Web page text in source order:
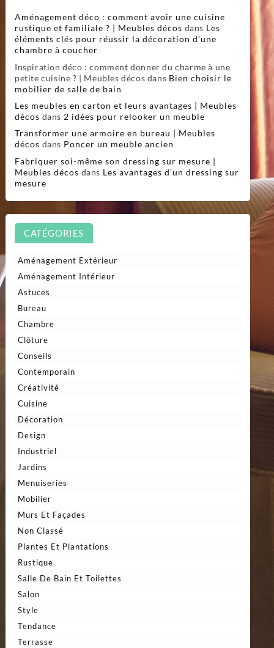
Aménagement déco : comment avoir une cuisine
rustique et familiale ? | Meubles décos dans Les
éléments clés pour réussir la décoration d’une
chambre à coucher
Inspiration déco : comment donner du charme à une
petite cuisine ? | Meubles décos dans Bien choisir le
mobilier de salle de bain
Les meubles en carton et leurs avantages | Meubles
décos dans 2 idées pour relooker un meuble
Transformer une armoire en bureau | Meubles
décos dans Poncer un meuble ancien
Fabriquer soi-même son dressing sur mesure |
Meubles décos dans Les avantages d’un dressing sur
mesure
CATÉGORIES
Aménagement Extérieur
Aménagement Intérieur
Astuces
Bureau
Chambre
Clôture
Conseils
Contemporain
Créativité
Cuisine
Décoration
Design
Industriel
Jardins
Menuiseries
Mobilier
Murs Et Façades
Non Classé
Plantes Et Plantations
Rustique
Salle De Bain Et Toilettes
Salon
Style
Tendance
Terrasse